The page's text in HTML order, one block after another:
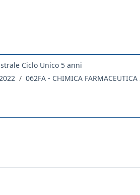
Ciclo Unico 5 anni
062FA - CHIMICA FARMACEUTICA